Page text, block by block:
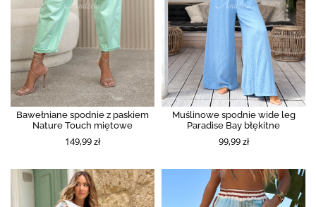
Bawełniane spodnie z paskiem
Nature Touch miętowe
149,99 zł
Muślinowe spodnie wide leg
Paradise Bay błękitne
99,99 zł